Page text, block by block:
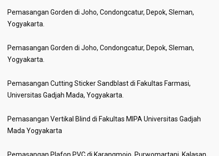
Pemasangan Gorden di Joho, Condongcatur, Depok, Sleman,
Yogyakarta.
Pemasangan Gorden di Joho, Condongcatur, Depok, Sleman,
Yogyakarta.
Pemasangan Cutting Sticker Sandblast di Fakultas Farmasi,
Universitas Gadjah Mada, Yogyakarta.
Pemasangan Vertikal Blind di Fakultas MIPA Universitas Gadjah
Mada Yogyakarta